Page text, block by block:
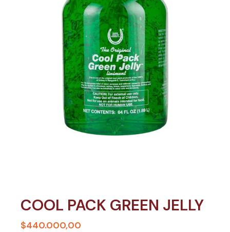
COOL PACK GREEN JELLY
$440.000,00